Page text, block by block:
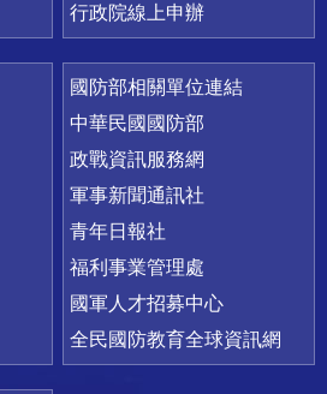
行政院線上申辦
國防部相關單位連結
中華民國國防部
政戰資訊服務網
軍事新聞通訊社
青年日報社
福利事業管理處
國軍人才招募中心
全民國防教育全球資訊網